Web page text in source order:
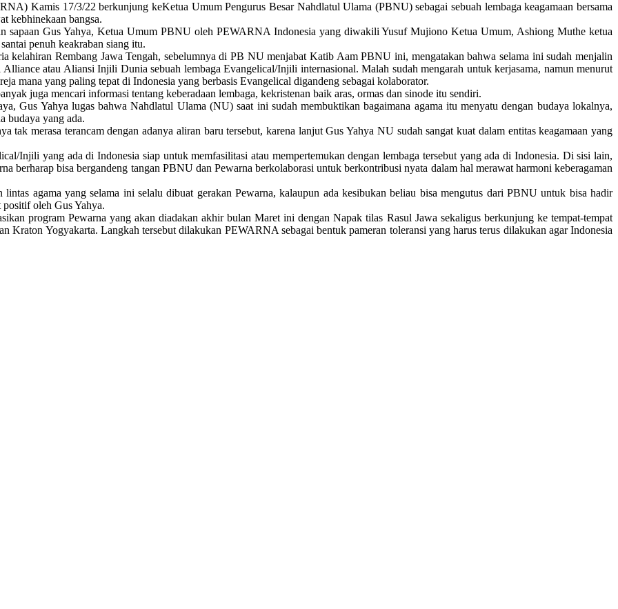
Kamis 17/3/22 berkunjung keKetua Umum Pengurus Besar Nahdlatul Ulama (PBNU) sebagai sebuah lembaga keagamaan bersama
kebhinekaan bangsa.
sapaan Gus Yahya, Ketua Umum PBNU oleh PEWARNA Indonesia yang diwakili Yusuf Mujiono Ketua Umum, Ashiong Muthe ketua
penuh keakraban siang itu.
kelahiran Rembang Jawa Tengah, sebelumnya di PB NU menjabat Katib Aam PBNU ini, mengatakan bahwa selama ini sudah menjalin
atau Aliansi Injili Dunia sebuah lembaga Evangelical/Injili internasional. Malah sudah mengarah untuk kerjasama, namun menurut
mana yang paling tepat di Indonesia yang berbasis Evangelical digandeng sebagai kolaborator.
juga mencari informasi tentang keberadaan lembaga, kekristenan baik aras, ormas dan sinode itu sendiri.
Gus Yahya lugas bahwa Nahdlatul Ulama (NU) saat ini sudah membuktikan bagaimana agama itu menyatu dengan budaya lokalnya,
budaya yang ada.
tak merasa terancam dengan adanya aliran baru tersebut, karena lanjut Gus Yahya NU sudah sangat kuat dalam entitas keagamaan yang
Injili yang ada di Indonesia siap untuk memfasilitasi atau mempertemukan dengan lembaga tersebut yang ada di Indonesia. Di sisi lain,
berharap bisa bergandeng tangan PBNU dan Pewarna berkolaborasi untuk berkontribusi nyata dalam hal merawat harmoni keberagaman
lintas agama yang selama ini selalu dibuat gerakan Pewarna, kalaupun ada kesibukan beliau bisa mengutus dari PBNU untuk bisa hadir
positif oleh Gus Yahya.
program Pewarna yang akan diadakan akhir bulan Maret ini dengan Napak tilas Rasul Jawa sekaligus berkunjung ke tempat-tempat
Kraton Yogyakarta. Langkah tersebut dilakukan PEWARNA sebagai bentuk pameran toleransi yang harus terus dilakukan agar Indonesia